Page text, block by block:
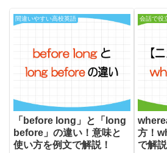
間違いやすい高校英語
「before long」と「long
before」の違い！意味と
使い方を例文で解説！
会話で役
方！
で解説